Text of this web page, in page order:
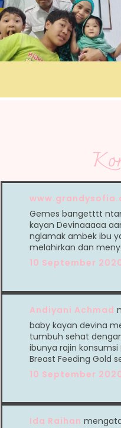
Gemes bangetttt
kayan Devinaaaaa
nglamak ambek ibu
melahirkan dan
10 September
Andiyani Achmad
baby kayan devina
tumbuh sehat
ibunya rajin
Breast Feeding Gold
10 September
Ida Raihan